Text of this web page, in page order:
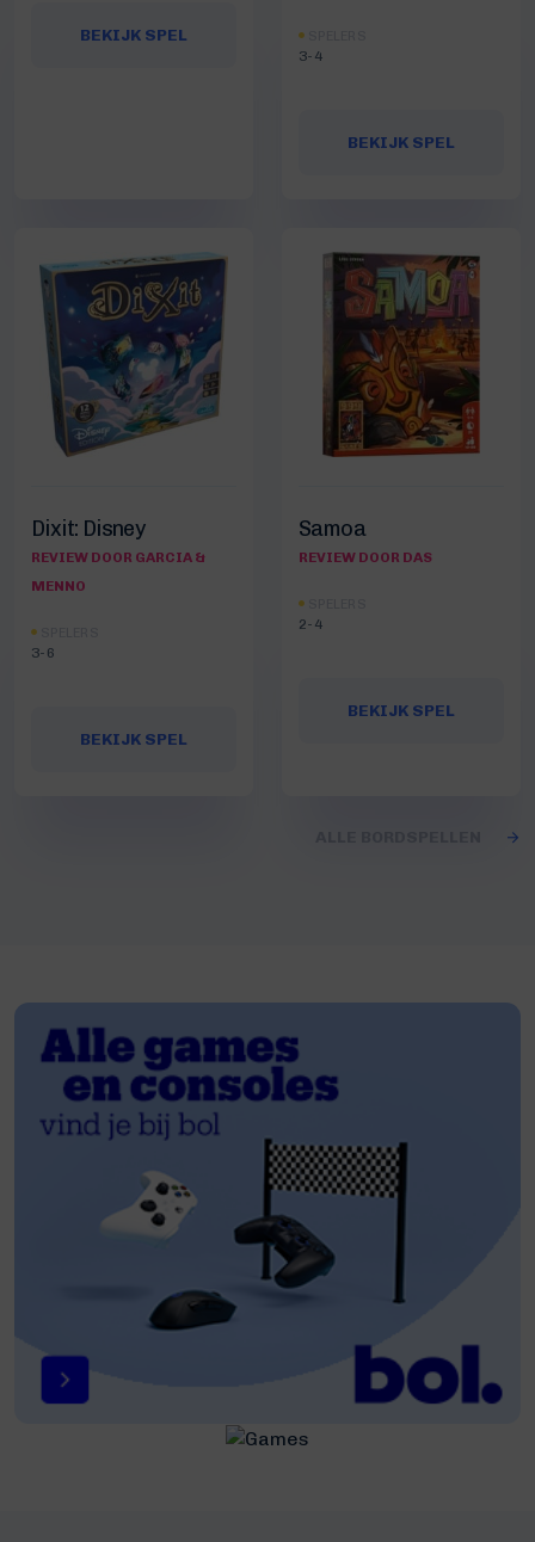
BEKIJK SPEL
3-4
BEKIJK SPEL
Dixit: Disney
REVIEW DOOR GARCIA &
MENNO
3-6
BEKIJK SPEL
Samoa
REVIEW DOOR DAS
2-4
BEKIJK SPEL